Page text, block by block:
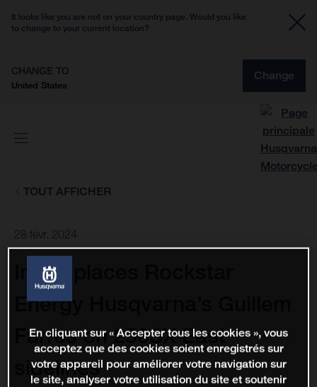
It looks like you are not on your country page. Would you like
to change to your current location?
CHANGE TO
United States
Change
TOUT AFFICHER
28 févr. 2024
Injury places Rockstar
Energy Husqvarna’s Guillem
Farres on 250SX East
sidelines
En cliquant sur « Accepter tous les cookies », vous
acceptez que des cookies soient enregistrés sur
votre appareil pour améliorer votre navigation sur
le site, analyser votre utilisation du site et soutenir